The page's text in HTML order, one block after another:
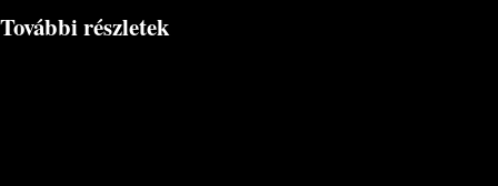
További részletek